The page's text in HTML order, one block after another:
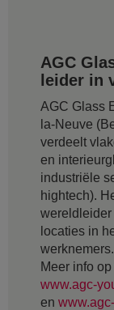
AGC
leider in
AGC Glass
la-Neuve
verdeelt
en
industriële
hightech).
wereldleider
locaties in
werknemers.
Meer info op
www.agc-
en